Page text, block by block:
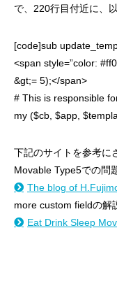
で、220行目付近に、
[code]sub
<span style=”color:
&gt;= 5);</span>
# This is responsible
my ($cb, $app,
下記のサイトを参考に
Movable Type5での問
The blog of
more custom fieldの解
Eat Drink Sleep